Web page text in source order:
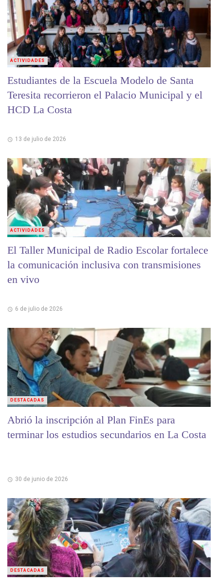
Estudiantes de la Escuela Modelo de Santa
Teresita recorrieron el Palacio Municipal y el
HCD La Costa
13 de julio de 2026
ACTIVIDADES
El Taller Municipal de Radio Escolar fortalece
la comunicación inclusiva con transmisiones
en vivo
6 de julio de 2026
ACTIVIDADES
Abrió la inscripción al Plan FinEs para
terminar los estudios secundarios en La Costa
30 de junio de 2026
DESTACADAS
DESTACADAS